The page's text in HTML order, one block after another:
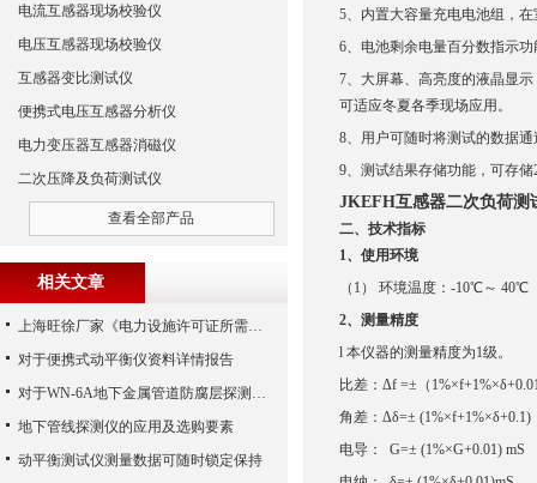
5、内置大容量充电电池组，在
6、电池剩余电量百分数指示
7、大屏幕、高亮度的液晶显
可适应冬夏各季现场应用。
8、用户可随时将测试的数据
9、测试结果存储功能，可存
JKEFH互感器二次负荷测
二、技术指标
1、使用环境
（1） 环境温度： -10℃～ 40℃
2、测量精度
l 本仪器的测量精度为1级。
比差： Δf =±（
角差： Δδ=± (1%×f+1%×δ+0.1)
电导：
G=± (1%×G+0.01) mS
电流互感器现场校验仪
电压互感器现场校验仪
互感器变比测试仪
便携式电压互感器分析仪
电力变压器互感器消磁仪
二次压降及负荷测试仪
查看全部产品
相关文章
上海旺徐厂家《电力设施许可证所需施工机具设备条件》（2017版）的通知
对于便携式动平衡仪资料详情报告
对于WN-6A地下金属管道防腐层探测检漏仪使用情况分析概述
地下管线探测仪的应用及选购要素
动平衡测试仪测量数据可随时锁定保持